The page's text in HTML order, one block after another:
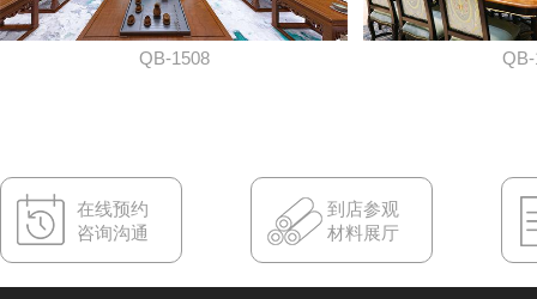
QB-1508
在线预约
咨询沟通
到店参观
材料展厅